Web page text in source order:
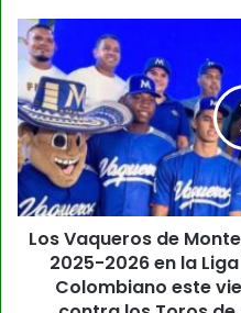
Los Vaqueros de
2025-2026 en la
Colombiano este